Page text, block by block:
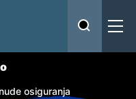
osiguranja